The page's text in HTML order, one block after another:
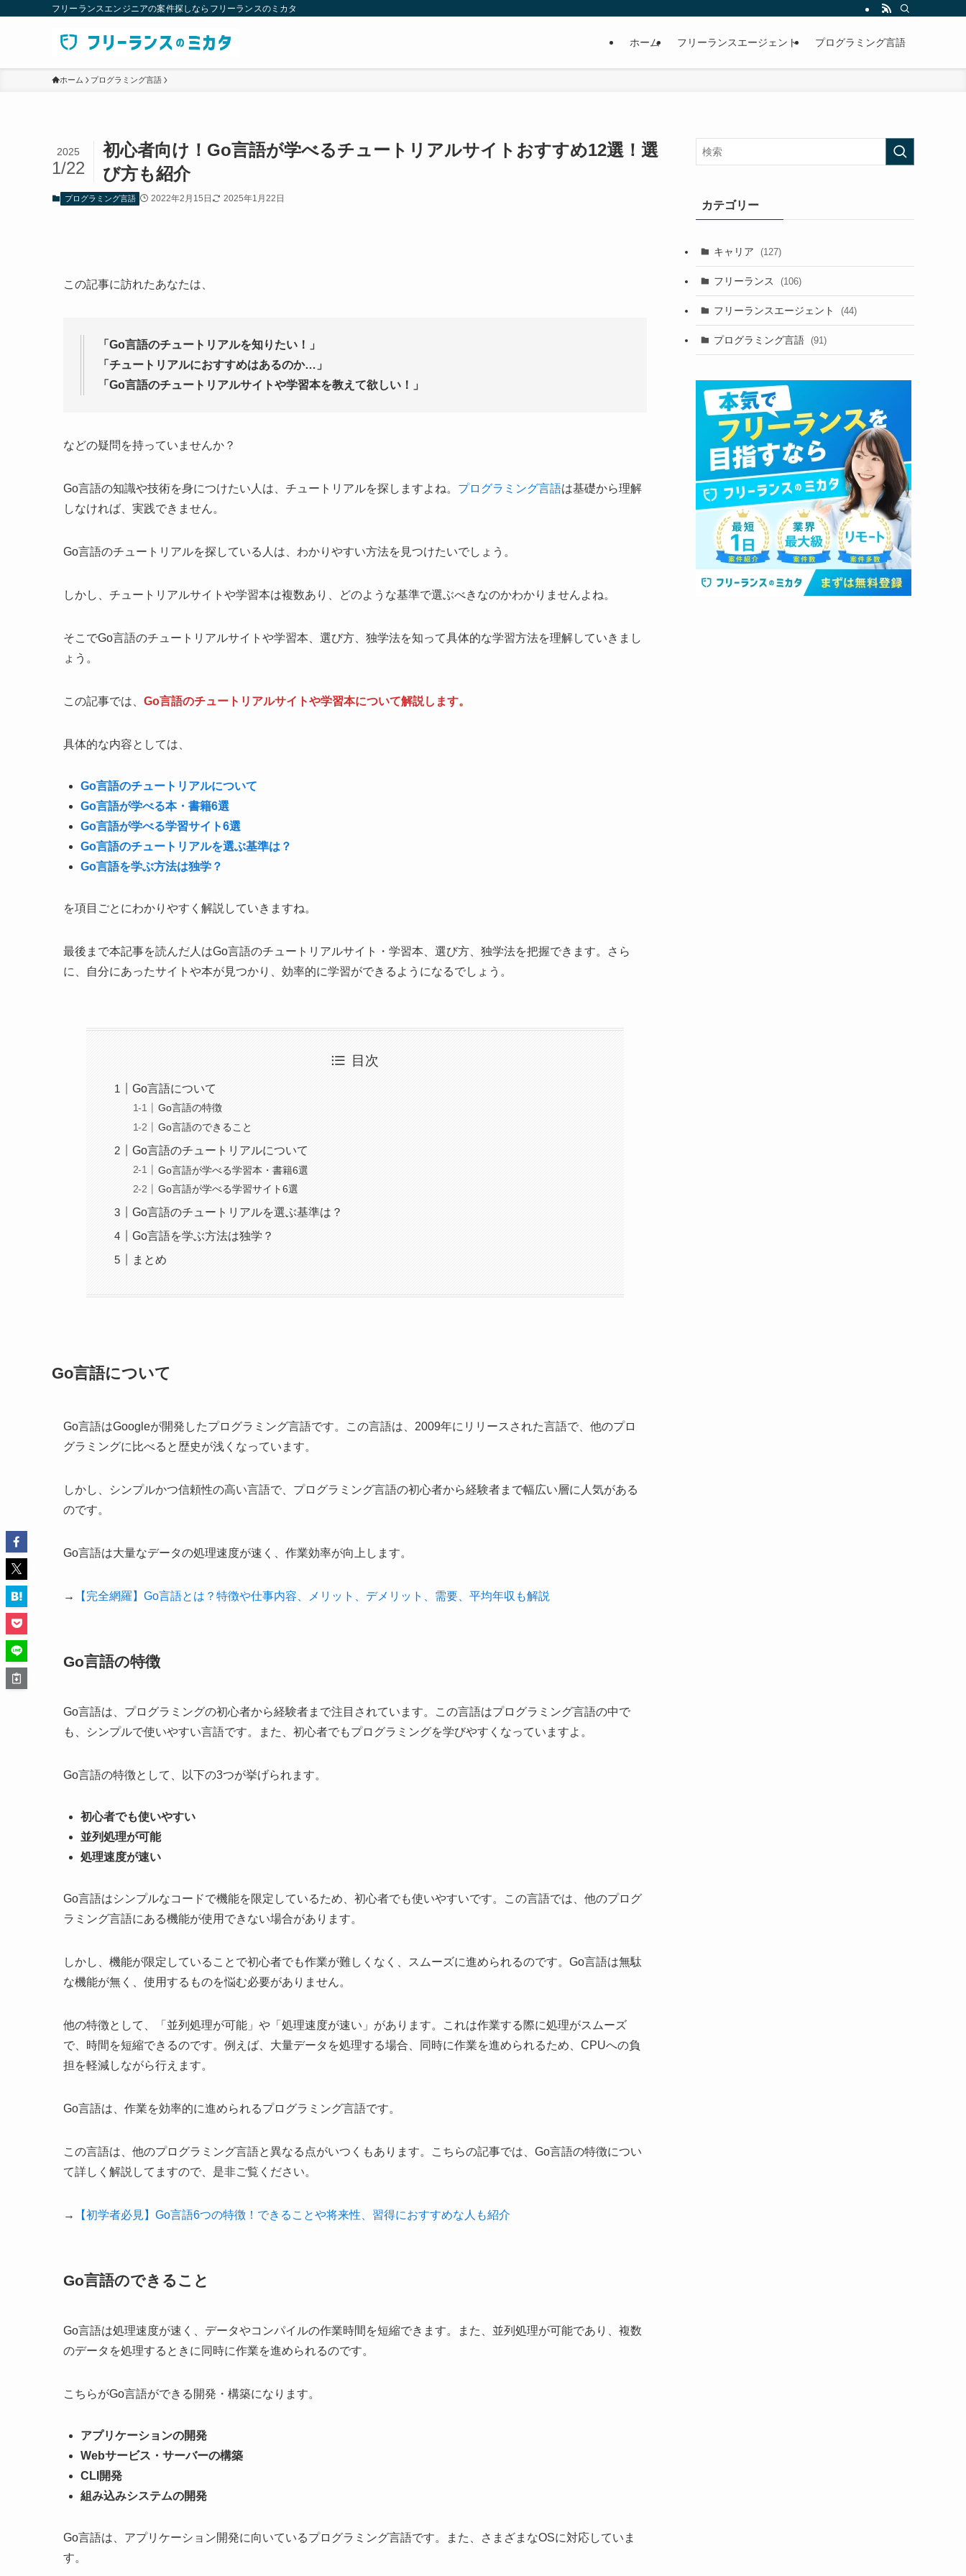
フリーランスエンジニアの案件探しならフリーランスのミカタ
ホーム フリーランスエージェント プログラミング言語
ホーム プログラミング言語
初心者向け！Go言語が学べるチュートリアルサイトおすすめ12選！選
び方も紹介
2025
1/22
プログラミング言語 2022年2月15日 2025年1月22日
この記事に訪れたあなたは、
「Go言語のチュートリアルを知りたい！」
「チュートリアルにおすすめはあるのか…」
「Go言語のチュートリアルサイトや学習本を教えて欲しい！」
などの疑問を持っていませんか？
Go言語の知識や技術を身につけたい人は、チュートリアルを探しますよね。 プログラミング言語は基礎から理解
しなければ、実践できません。
Go言語のチュートリアルを探している人は、わかりやすい方法を見つけたいでしょう。
しかし、チュートリアルサイトや学習本は複数あり、どのような基準で選ぶべきなのかわかりませんよね。
そこでGo言語のチュートリアルサイトや学習本、選び方、独学法を知って具体的な学習方法を理解していきまし
ょう。
この記事では、 Go言語のチュートリアルサイトや学習本について解説します。
具体的な内容としては、
Go言語のチュートリアルについて
Go言語が学べる本・書籍6選
Go言語が学べる学習サイト6選
Go言語のチュートリアルを選ぶ基準は？
Go言語を学ぶ方法は独学？
を項目ごとにわかりやすく解説していきますね。
最後まで本記事を読んだ人はGo言語のチュートリアルサイト・学習本、選び方、独学法を把握できます。さら
に、自分にあったサイトや本が見つかり、効率的に学習ができるようになるでしょう。
目次
Go言語について
Go言語の特徴
Go言語のできること
Go言語のチュートリアルについて
Go言語が学べる学習本・書籍6選
Go言語が学べる学習サイト6選
Go言語のチュートリアルを選ぶ基準は？
Go言語を学ぶ方法は独学？
まとめ
Go言語について
Go言語はGoogleが開発したプログラミング言語です。この言語は、2009年にリリースされた言語で、他のプロ
グラミングに比べると歴史が浅くなっています。
しかし、シンプルかつ信頼性の高い言語で、プログラミング言語の初心者から経験者まで幅広い層に人気がある
のです。
Go言語は大量なデータの処理速度が速く、作業効率が向上します。
→ 【完全網羅】Go言語とは？特徴や仕事内容、メリット、デメリット、需要、平均年収も解説
Go言語の特徴
Go言語は、プログラミングの初心者から経験者まで注目されています。この言語はプログラミング言語の中で
も、シンプルで使いやすい言語です。また、初心者でもプログラミングを学びやすくなっていますよ。
Go言語の特徴として、以下の3つが挙げられます。
初心者でも使いやすい
並列処理が可能
処理速度が速い
Go言語はシンプルなコードで機能を限定しているため、初心者でも使いやすいです。この言語では、他のプログ
ラミング言語にある機能が使用できない場合があります。
しかし、機能が限定していることで初心者でも作業が難しくなく、スムーズに進められるのです。Go言語は無駄
な機能が無く、使用するものを悩む必要がありません。
他の特徴として、「並列処理が可能」や「処理速度が速い」があります。これは作業する際に処理がスムーズ
で、時間を短縮できるのです。例えば、大量データを処理する場合、同時に作業を進められるため、CPUへの負
担を軽減しながら行えます。
Go言語は、作業を効率的に進められるプログラミング言語です。
この言語は、他のプログラミング言語と異なる点がいつくもあります。こちらの記事では、Go言語の特徴につい
て詳しく解説してますので、是非ご覧ください。
→ 【初学者必見】Go言語6つの特徴！できることや将来性、習得におすすめな人も紹介
Go言語のできること
Go言語は処理速度が速く、データやコンパイルの作業時間を短縮できます。また、並列処理が可能であり、複数
のデータを処理するときに同時に作業を進められるのです。
こちらがGo言語ができる開発・構築になります。
アプリケーションの開発
Webサービス・サーバーの構築
CLI開発
組み込みシステムの開発
Go言語は、アプリケーション開発に向いているプログラミング言語です。また、さまざまなOSに対応していま
す。
カテゴリー
キャリア (127)
フリーランス (106)
フリーランスエージェント (44)
プログラミング言語 (91)